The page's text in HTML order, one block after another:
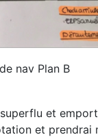
nav Plan B
et
et